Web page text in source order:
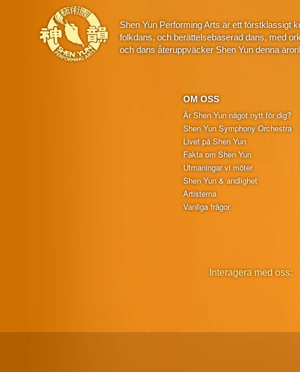
Shen Yun Performing Arts är ett förstklassigt
folkdans, och berättelsebaserad dans, med
och dans återuppväcker Shen Yun denna
OM OSS
Är Shen Yun något nytt för dig?
Shen Yun Symphony Orchestra
Livet på Shen Yun
Fakta om Shen Yun
Utmaningar vi möter
Shen Yun & andlighet
Artisterna
Vanliga frågor
Interagera med oss: